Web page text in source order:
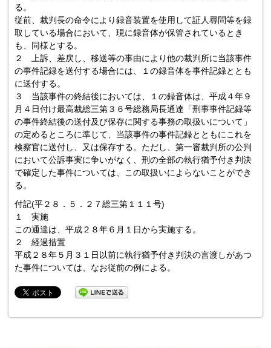
る。
従前、裁判長の命令により録音装置を使用して証人尋問等を録
取している場合において、現に録音体が保管されているとき
も、同様とする。
２ 上訴、差戻し、移送等の事由により他の裁判所に当該事件
の事件記録を送付する場合には、１の録音体を事件記録ととも
に送付する。
３ 当該事件の終結後においては、１の録音体は、平成４年９
月４日付け最高裁総三第３６号総務局長通達「刑事事件記録等
の事件終結後の送付及び保存に関する事務の取扱いについて」
の定めるところに準じて、当該事件の事件記録とともにこれを
検察官に送付し、又は保存する。ただし、第一審裁判所の公判
において公訴事実に争いがなく、刑の全部の執行猶予付き判決
で確定した事件については、この取扱いによらないことができ
る。
付記(平２８．５．２７総三第１１１号)
１ 実施
この通達は、平成２８年６月１日から実施する。
２ 経過措置
平成２８年５月３１日以前に執行猶予付き判決の言渡しがあつ
た事件については、なお従前の例による。